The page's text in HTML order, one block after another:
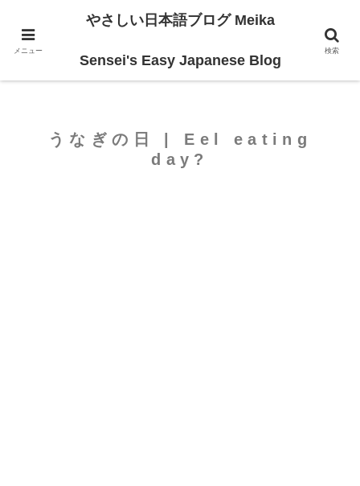
For Beginners
うなぎの日 | Eel eating
day?
メニュー
やさしい日本語ブログ Meika
Sensei's Easy Japanese Blog
検索